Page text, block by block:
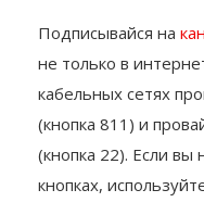
Подписывайся на
не только в
кабельных сетях
(кнопка 811) и
(кнопка 22). Если вы
кнопках,